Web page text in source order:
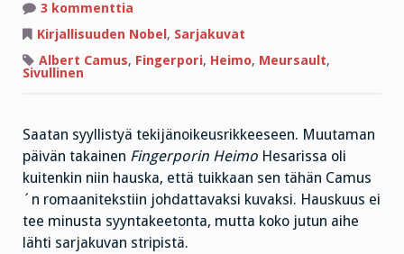
3 kommenttia
´N
ALBERTTI
JA
FINGERPORIN
Kirjallisuuden Nobel, Sarjakuvat
Albert Camus, Fingerpori, Heimo, Meursault,
Sivullinen
Saatan syyllistyä tekijänoikeusrikkeeseen. Muutaman
päivän takainen Fingerporin Heimo Hesarissa oli
kuitenkin niin hauska, että tuikkaan sen tähän Camus
´n romaanitekstiin johdattavaksi kuvaksi. Hauskuus ei
tee minusta syyntakeetonta, mutta koko jutun aihe
lähti sarjakuvan stripistä.